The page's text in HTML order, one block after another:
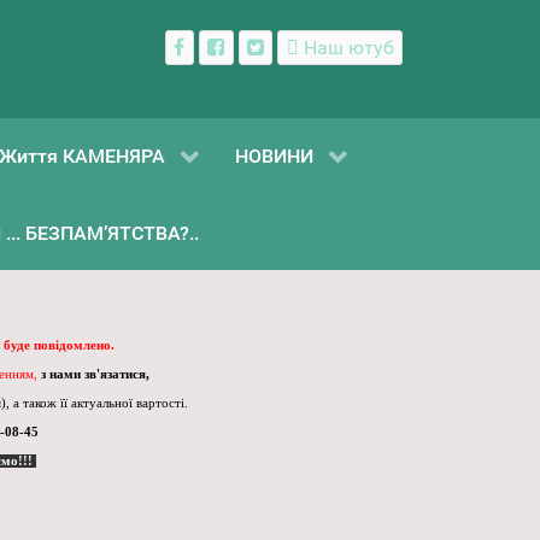
Наш ютуб
КАМЕНЯРА НОВИНИ
БЕЗПАМ’ЯТСТВА?..
повідомлено.
з нами зв'язатися,
також її актуальної вартості.
08-45